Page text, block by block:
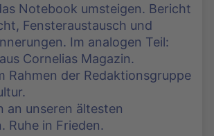
Notebook umsteigen. Bericht
Fensteraustausch und
Im analogen Teil:
Cornelias Magazin.
Rahmen der Redaktionsgruppe
an unseren ältesten
Ruhe in Frieden.